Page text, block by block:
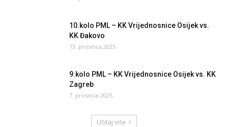
10.kolo PML – KK Vrijednosnice Osijek vs.
KK Đakovo
13. prosinca 2025.
9.kolo PML – KK Vrijednosnice Osijek vs. KK
Zagreb
7. prosinca 2025.
Učitaj više